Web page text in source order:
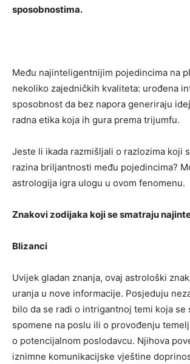
sposobnostima.
Među najinteligentnijim pojedincima na
nekoliko zajedničkih kvaliteta: urođena
sposobnost da bez napora generiraju
radna etika koja ih gura prema trijumfu.
Jeste li ikada razmišljali o razlozima koji
razina briljantnosti među pojedincima?
astrologija igra ulogu u ovom fenomenu.
Znakovi zodijaka koji se smatraju
Blizanci
Uvijek gladan znanja, ovaj astrološki
uranja u nove informacije. Posjeduju
bilo da se radi o intrigantnoj temi koja se
spomene na poslu ili o provođenju
o potencijalnom poslodavcu. Njihova
iznimne komunikacijske vještine